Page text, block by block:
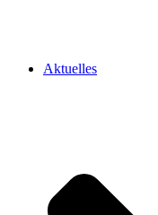
Aktuelles